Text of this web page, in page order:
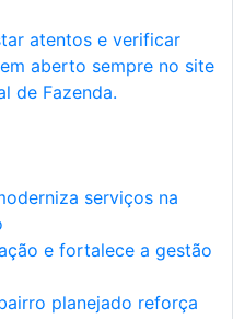
atentos e verificar
aberto sempre no site
de Fazenda.
serviços na
e fortalece a gestão
planejado reforça